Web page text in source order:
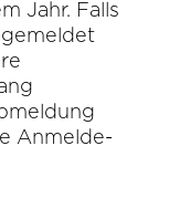
Jahr. Falls
Anmelde-